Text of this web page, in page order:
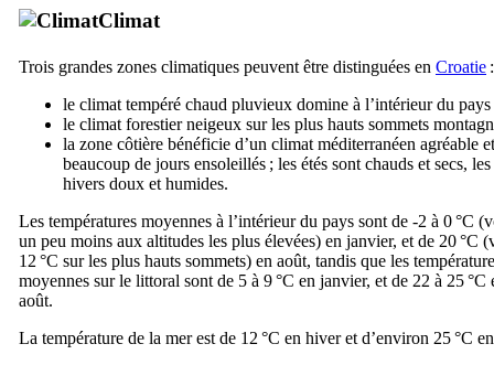
Climat
Trois grandes zones climatiques peuvent être distinguées en Croatie :
le climat tempéré chaud pluvieux domine à l’intérieur du pays
le climat forestier neigeux sur les plus hauts sommets
la zone côtière bénéficie d’un climat méditerranéen agréable
beaucoup de jours ensoleillés ; les étés sont chauds et secs, les
hivers doux et humides.
Les températures moyennes à l’intérieur du pays sont de -2 à 0 °C
un peu moins aux altitudes les plus élevées) en janvier, et de 20 °C
12 °C sur les plus hauts sommets) en août, tandis que les
moyennes sur le littoral sont de 5 à 9 °C en janvier, et de 22 à 25 °C
août.
La température de la mer est de 12 °C en hiver et d’environ 25 °C